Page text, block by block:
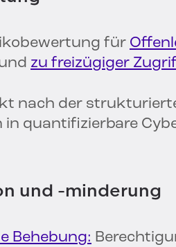
für
zu freizügiger
nach der
in quantifizierbare
und -minderung
Behebung: